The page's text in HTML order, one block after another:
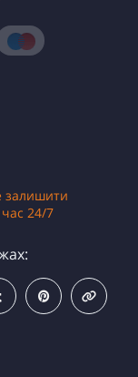
залишити
24/7